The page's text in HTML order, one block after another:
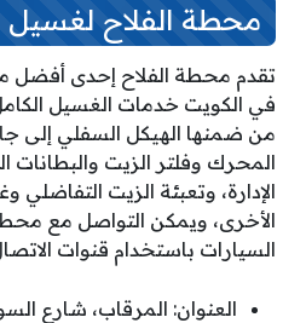
محطة الفلاح لغسيل
تقدم محطة الفلاح إحدى أفضل
في الكويت خدمات الغسيل
من ضمنها الهيكل السفلي إلى
المحرك وفلتر الزيت
الإدارة، وتعبئة الزيت
الأخرى، ويمكن التواصل مع
السيارات باستخدام قنوات
العنوان: المرقاب، شارع